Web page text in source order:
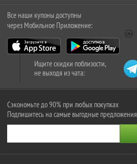
Все наши купоны доступны
через Мобильное Приложение:
Ищите скидки поблизости,
не выходя из чата:
Сэкономьте до 90% при любых покупках
Подпишитесь на самые выгодные предложения